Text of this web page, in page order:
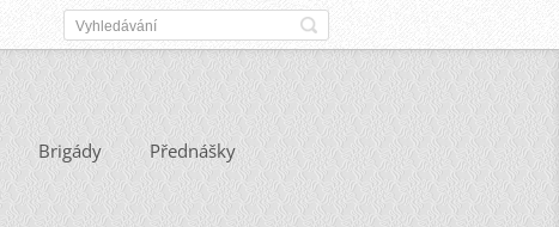
Brigády Přednášky